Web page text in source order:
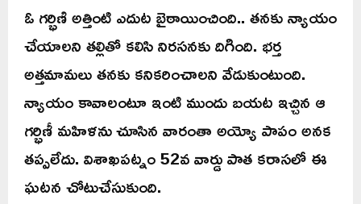
ఓ గర్భిణి అత్తింటి ఎదుట బైఠాయించింది.. తనకు న్యాయం
చేయాలని తల్లితో కలిసి నిరసనకు దిగింది. భర్త
అత్తమామలు తనకు కనికరించాలని వేడుకుంటుంది.
న్యాయం కావాలంటూ ఇంటి ముందు బయట ఇచ్చిన ఆ
గర్భిణీ మహిళను చూసిన వారంతా అయ్యో పాపం అనక
తప్పలేదు. విశాఖపట్నం 52వ వార్డు పాత కరాసలో ఈ
ఘటన చోటుచేసుకుంది.